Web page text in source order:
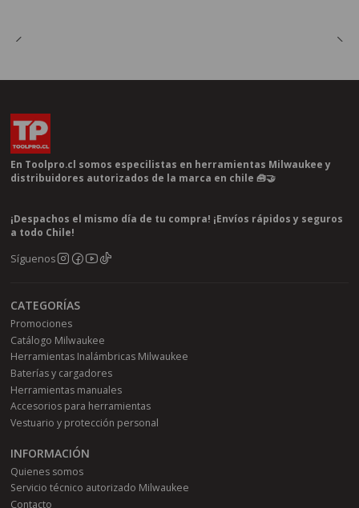
En Toolpro.cl somos especilistas en herramientas Milwaukee y
distribuidores autorizados de la marca en chile 🧰🤝
¡Despachos el mismo día de tu compra! ¡Envíos rápidos y seguros
a todo Chile!
Síguenos
CATEGORÍAS
Promociones
Catálogo Milwaukee
Herramientas Inalámbricas Milwaukee
Baterías y cargadores
Herramientas manuales
Accesorios para herramientas
Vestuario y protección personal
INFORMACIÓN
Quienes somos
Servicio técnico autorizado Milwaukee
Contacto